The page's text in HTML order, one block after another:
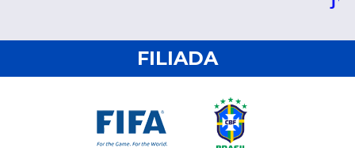
FILIADA